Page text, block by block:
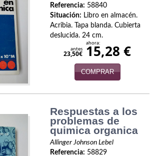
Referencia: 58840
Situación: Libro en almacén.
Acribia. Tapa blanda. Cubierta
deslucida. 24 cm.
antes
23,50€
ahora:
15,28 €
COMPRAR
Respuestas a los
problemas de
quimica organica
Allinger Johnson Lebel
Referencia: 58829